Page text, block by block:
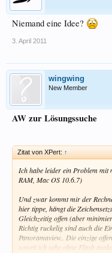
Niemand eine Idee?
3. April 2011
wingwing
New Member
AW zur Lösungssuche
Zitat von XPert: ↑
Ich habe leider ein Problem
RAM, Mac OS 10.6.7)
Und zwar kommt mir der
hier tippe, hängt die
Gleichzeitig offen (aber
Richtig ruckelig sind auch die
Panoramaview.. Die einzige
soweit ich sehe ohne Flash